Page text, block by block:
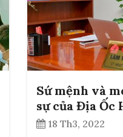
Sứ mệnh và
sự của Địa Ốc
18 Th3, 2022